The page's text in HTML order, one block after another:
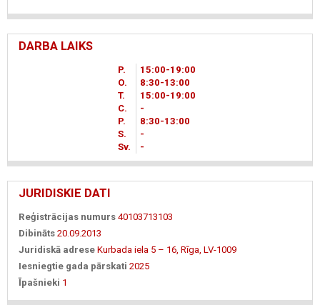
DARBA LAIKS
P. 15 00-19 00
O.
8 30-13 00
T.
15 00-19 00
C.
-
P.
8 30-13 00
S.
-
Sv.
-
JURIDISKIE DATI
Reģistrācijas numurs 40103713103
Dibināts 20.09.2013
Juridiskā adrese Kurbada iela 5 – 16, Rīga, LV-1009
Iesniegtie gada pārskati 2025
Īpašnieki 1